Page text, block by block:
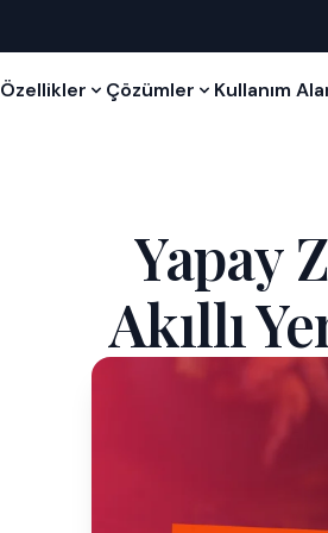
Özellikler Çözümler Kullanım
Yapay
Akıllı